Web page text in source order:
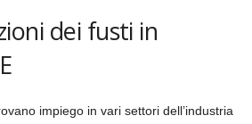
dei fusti in
impiego in vari settori dell’industria